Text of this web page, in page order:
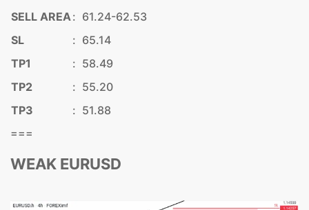
SELL AREA: 61.24-62.53
SL
: 65.14
TP1
: 58.49
TP2
: 55.20
TP3
: 51.88
===
WEAK EURUSD